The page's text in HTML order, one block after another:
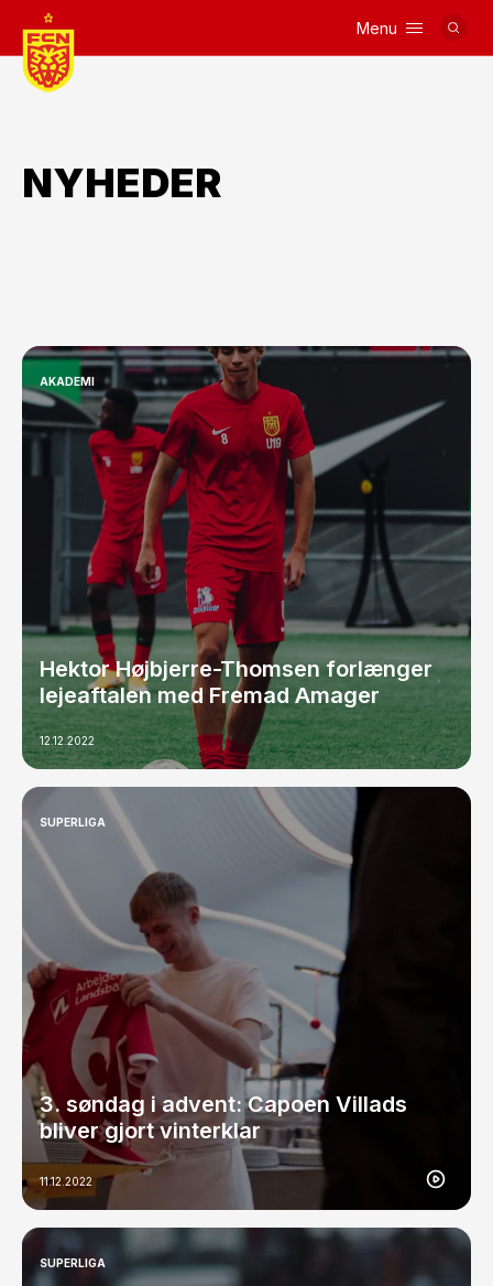
Menu
NYHEDER
AKADEMI
Hektor Højbjerre-Thomsen forlænger
lejeaftalen med Fremad Amager
12.12.2022
SUPERLIGA
3. søndag i advent: Capoen Villads
bliver gjort vinterklar
11.12.2022
SUPERLIGA